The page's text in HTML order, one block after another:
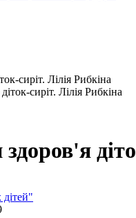
сиріт. Лілія Рибкіна
здоров'я